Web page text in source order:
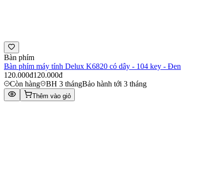
Bàn phím
Bàn phím máy tính Delux K6820 có dây - 104 key - Đen
120.000đ120.000đ
Còn hàng
BH 3 thángBảo hành tới 3 tháng
Thêm vào giỏ